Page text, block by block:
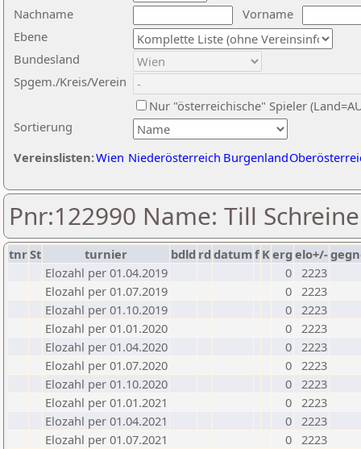
Nachname
Vorname
Ebene
Sortierung
Bundesland
Spgem./Kreis/Verein
Nur "österreichische" Spieler
Vereinslisten:Wien Niederösterreich Burgenland
Pnr:122990 Name: Till
tnrSt turnier bdld rd datumf Kerg elo+/-
Elozahl per 01.04.2019
0 2223
Elozahl per 01.07.2019
0 2223
Elozahl per 01.10.2019
0 2223
Elozahl per 01.01.2020
0 2223
Elozahl per 01.04.2020
0 2223
Elozahl per 01.07.2020
0 2223
Elozahl per 01.10.2020
0 2223
Elozahl per 01.01.2021
0 2223
Elozahl per 01.04.2021
0 2223
Elozahl per 01.07.2021
0 2223